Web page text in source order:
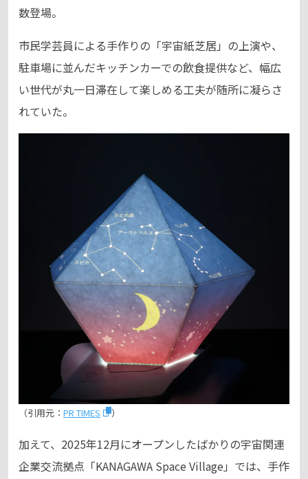
数登場。
市民学芸員による手作りの「宇宙紙芝居」の上演や、
駐車場に並んだキッチンカーでの飲食提供など、幅広
い世代が丸一日滞在して楽しめる工夫が随所に凝らさ
れていた。
（引用元： PR TIMES ）
加えて、2025年12月にオープンしたばかりの宇宙関連
企業交流拠点「KANAGAWA Space Village」では、手作